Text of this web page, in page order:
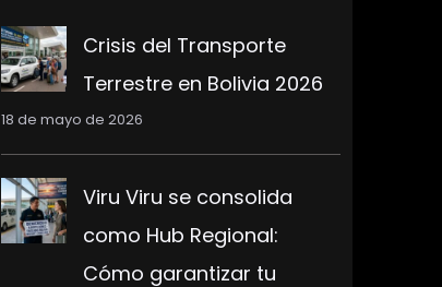
Crisis del Transporte
Terrestre en Bolivia 2026
18 de mayo de 2026
Viru Viru se consolida
como Hub Regional:
Cómo garantizar tu